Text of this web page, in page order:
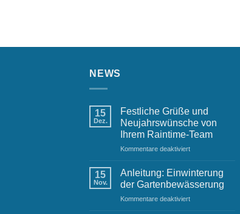
NEWS
15
Dez.
Festliche Grüße und
Neujahrswünsche von
Ihrem Raintime-Team
Kommentare deaktiviertfür
Grüße
Neujahrswünsche
von
15
Nov.
Anleitung: Einwinterung
der Gartenbewässerung
Kommentare deaktiviertfür